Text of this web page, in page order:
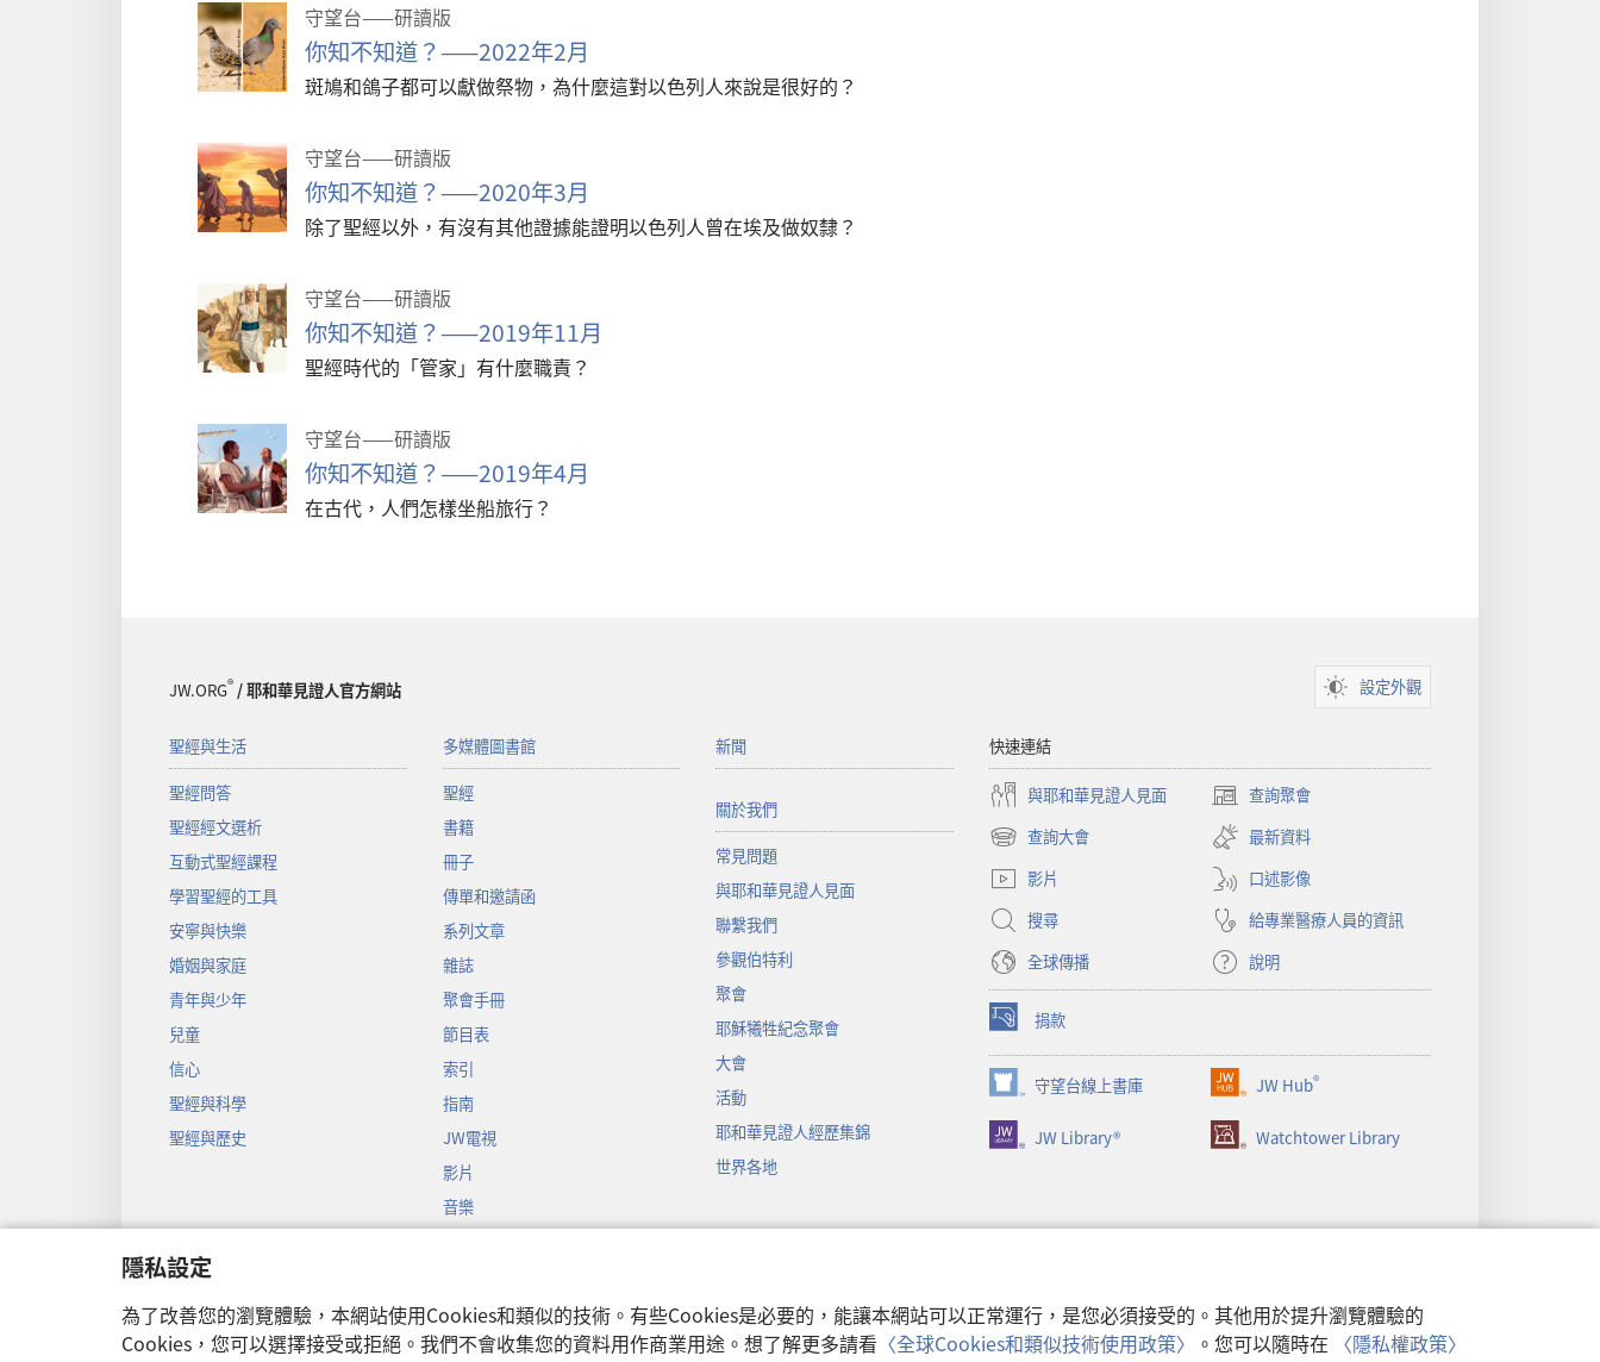
隱私設定
為了改善您的瀏覽體驗，本網站使用Cookies和類似的技術。有些Cookies是必要的，能讓本網站可以正常運行，是您必須接受的。其他用於提升瀏覽體驗的
Cookies，您可以選擇接受或拒絕。我們不會收集您的資料用作商業用途。想了解更多請看 〈全球Cookies和類似技術使用政策〉 。您可以隨時在 〈隱私權政策〉
守望台——研讀版
你知不知道？——2022年2月
斑鳩和鴿子都可以獻做祭物，為什麼這對以色列人來說是很好的？
守望台——研讀版
你知不知道？——2020年3月
除了聖經以外，有沒有其他證據能證明以色列人曾在埃及做奴隸？
守望台——研讀版
你知不知道？——2019年11月
聖經時代的「管家」有什麼職責？
守望台——研讀版
你知不知道？——2019年4月
在古代，人們怎樣坐船旅行？
JW.ORG®/ 耶和華見證人官方網站 設定外觀
聖經與生活
聖經問答
聖經經文選析
互動式聖經課程
學習聖經的工具
安寧與快樂
婚姻與家庭
青年與少年
兒童
信心
聖經與科學
聖經與歷史
多媒體圖書館
聖經
書籍
冊子
傳單和邀請函
系列文章
雜誌
聚會手冊
節目表
索引
指南
JW電視
影片
音樂
新聞
關於我們
常見問題
與耶和華見證人見面
聯繫我們
參觀伯特利
聚會
耶穌犧牲紀念聚會
大會
活動
耶和華見證人經歷集錦
世界各地
快速連結
與耶和華見證人見面 查詢聚會
（開
啟
新
視
窗）
查詢大會
（開
啟
新
視
窗）
最新資料
影片
口述影像
搜尋
給專業醫療人員的資訊
全球傳播
說明
捐款
（開
啟
新
視
窗）
守望台線上書庫
（開
啟
新
JW Hub®
（開
啟
新
JW Library® Watchtower Library